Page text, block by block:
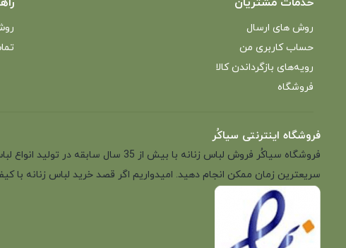
روش های ارسال
حساب کاربری من
رویه‌های بازگرداندن کالا
فروشگاه
فروشگاه اینترنتی سیاکُر
فروشگاه سیاکُر فروش لباس زنانه
سریعترین زمان ممکن انجام دهید. امیدواریم اگر قصد خرید لباس زنانه با